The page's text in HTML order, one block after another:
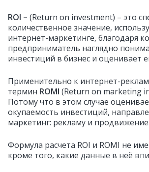
ROI – (Return on investment) – это
количественное значение,
интернет-маркетинге, благодаря
предприниматель наглядно
инвестиций в бизнес и оценивает
Применительно к интернет-
термин ROMI (Return on marketing
Потому что в этом случае
окупаемость инвестиций,
маркетинг: рекламу и продвижение.
Формула расчета ROI и ROMI не
кроме того, какие данные в неё